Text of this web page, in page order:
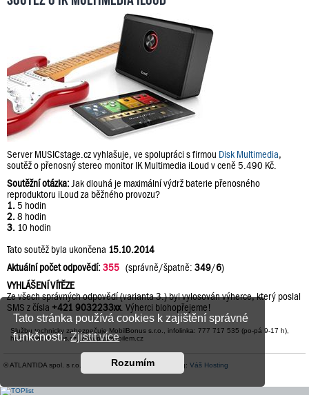
Tato stránka používá cookies k zajištění správné
funkčnosti.Zjistit více
Rozumím
Server MUSICstage.cz vyhlašuje, ve spolupráci s firmou Disk Multimedia,
soutěž o přenosný stereo monitor IK Multimedia iLoud v ceně 5.490 Kč.
Soutěžní otázka: Jak dlouhá je maximální výdrž baterie přenosného
reproduktoru iLoud za běžného provozu?
1. 5 hodin
2. 8 hodin
3. 10 hodin
Tato soutěž byla ukončena 15.10.2014
Aktuální počet odpovědí:355 (správně/špatně: 349/6)
VYHLÁŠENÍ VÍTĚZE
Ze všech správných odpovědí (varianta 3.) byl vylosován výherce, který poslal
SMS z čísla +421 9032233xx. Výherci blohopřejeme!
Službu technicky zabezpečuje MobilBonus s.r.o., infolinka: 777 717 535 (po-pá 9-17 h),
help@mobilbonus.cz, www.platmobilem.cz
© ATLANTIDA spol. s r.o. | Kontaktní údaje| Hosting: Váš Hosting